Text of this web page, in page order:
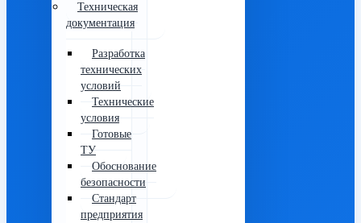
Техническая
документация
Разработка
технических
условий
Технические
условия
Готовые
ТУ
Обоснование
безопасности
Стандарт
предприятия